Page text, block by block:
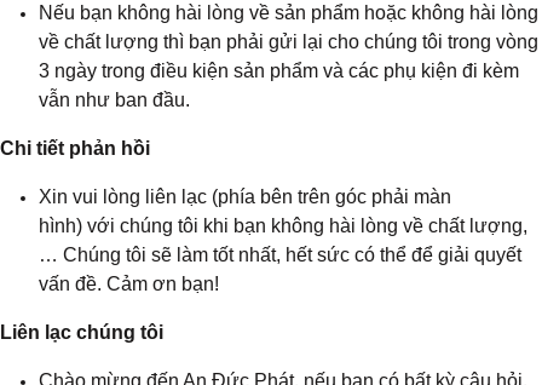
Nếu bạn không hài lòng về sản phẩm hoặc không hài lòng
về chất lượng thì bạn phải gửi lại cho chúng tôi trong vòng
3 ngày trong điều kiện sản phẩm và các phụ kiện đi kèm
vẫn như ban đầu.
Chi tiết phản hồi
Xin vui lòng liên lạc (phía bên trên góc phải màn
hình) với chúng tôi khi bạn không hài lòng về chất lượng,
… Chúng tôi sẽ làm tốt nhất, hết sức có thể để giải quyết
vấn đề. Cảm ơn bạn!
Liên lạc chúng tôi
Chào mừng đến An Đức Phát, nếu bạn có bất kỳ câu hỏi,